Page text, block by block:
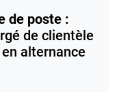
de poste :
de clientèle
alternance